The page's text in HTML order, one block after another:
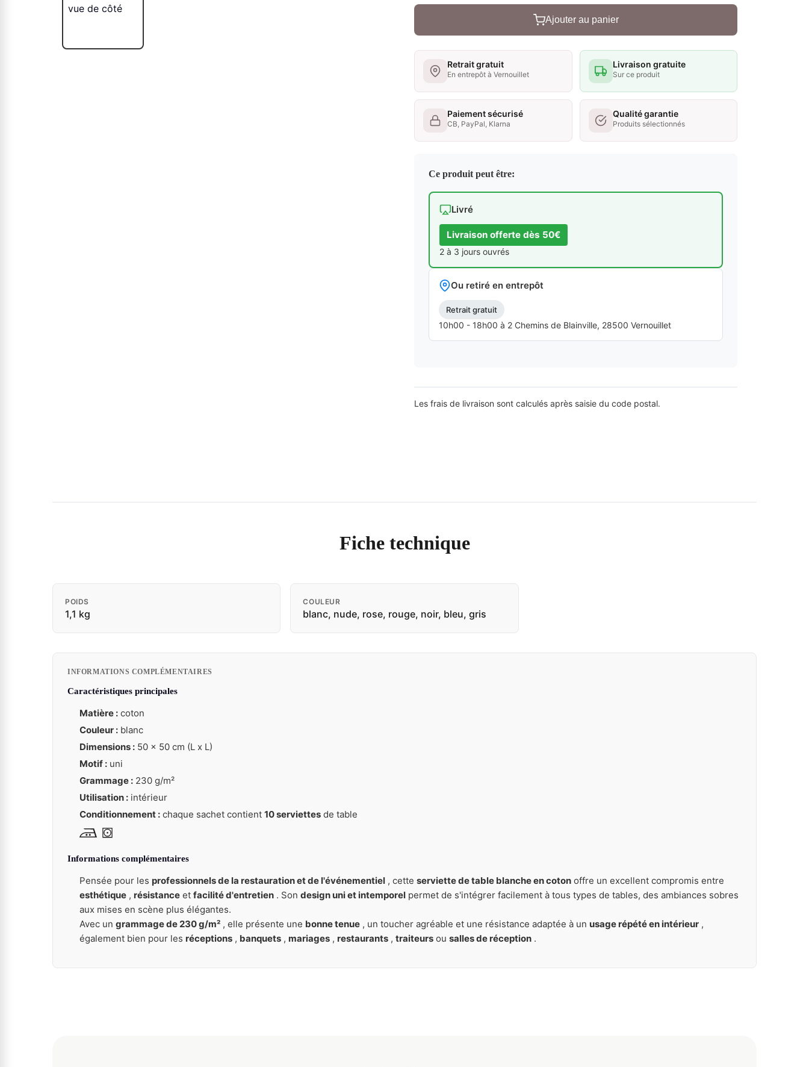
Ajouter au panier
Retrait gratuit
En entrepôt à Vernouillet
Livraison gratuite
Sur ce produit
Paiement sécurisé
CB, PayPal, Klarna
Qualité garantie
Produits sélectionnés
Ce produit peut être:
Livré
Livraison offerte dès 50€
2 à 3 jours ouvrés
Ou retiré en entrepôt
Retrait gratuit
10h00 - 18h00 à 2 Chemins de Blainville, 28500 Vernouillet
Les frais de livraison sont calculés après saisie du code postal.
Fiche technique
POIDS
1,1 kg
COULEUR
blanc, nude, rose, rouge, noir, bleu, gris
INFORMATIONS COMPLÉMENTAIRES
Caractéristiques principales
Matière : coton
Couleur : blanc
Dimensions : 50 x 50 cm (L x L)
Motif : uni
Grammage : 230 g/m²
Utilisation : intérieur
Conditionnement : chaque sachet contient 10 serviettes de table
Informations complémentaires
Pensée pour les professionnels de la restauration et de l'événementiel , cette serviette de table blanche en coton offre un excellent compromis entre
esthétique , résistance et facilité d'entretien . Son design uni et intemporel permet de s'intégrer facilement à tous types de tables, des ambiances sobres
aux mises en scène plus élégantes.
Avec un grammage de 230 g/m² , elle présente une bonne tenue , un toucher agréable et une résistance adaptée à un usage répété en intérieur ,
également bien pour les réceptions , banquets , mariages , restaurants , traiteurs ou salles de réception .